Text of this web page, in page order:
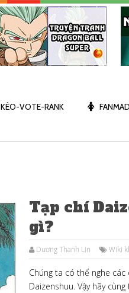
KÈO-VOTE-RANK
Tạp chí
gì?
Dương Thanh Lin Wiki
Chúng ta có thể nghe các
Daizenshuu. Vậy hãy